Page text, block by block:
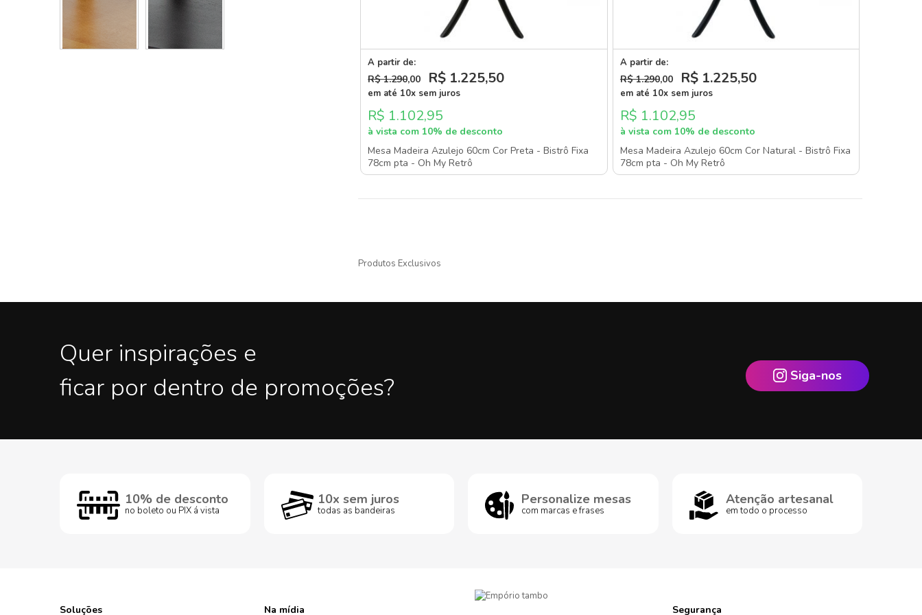
A partir de:
R$ 1.290,00 R$ 1.225,50
em até 10x sem juros
R$ 1.102,95
à vista com 10% de desconto
Mesa Madeira Azulejo 60cm Cor Preta - Bistrô Fixa
78cm pta - Oh My Retrô
A partir de:
R$ 1.290,00 R$ 1.225,50
em até 10x sem juros
R$ 1.102,95
à vista com 10% de desconto
Mesa Madeira Azulejo 60cm Cor Natural - Bistrô Fixa
78cm pta - Oh My Retrô
Produtos Exclusivos
Quer inspirações e
ficar por dentro de promoções?
Siga-nos
10% de desconto
no boleto ou PIX á vista
10x sem juros
todas as bandeiras
Personalize mesas
com marcas e frases
Atenção artesanal
em todo o processo
Soluções Na mídia Segurança